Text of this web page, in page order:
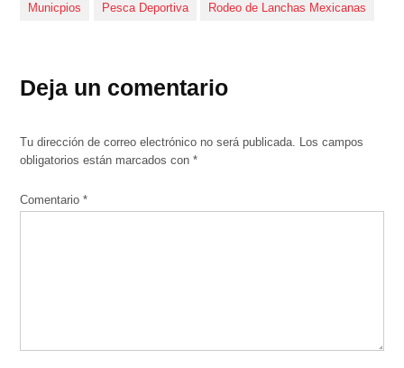
Municpios Pesca Deportiva Rodeo de Lanchas Mexicanas
Deja un comentario
Tu dirección de correo electrónico no será publicada. Los campos
obligatorios están marcados con*
Comentario*